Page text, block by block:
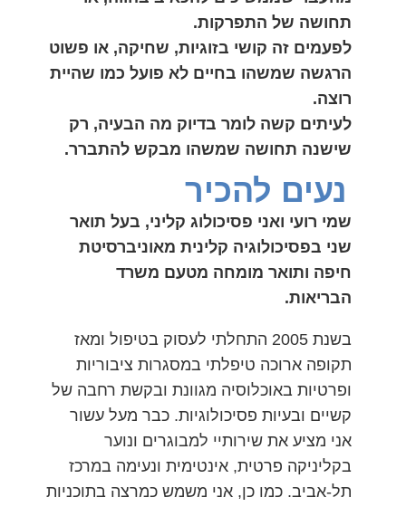
תחושה של התפרקות.
לפעמים זה קושי בזוגיות, שחיקה, או פשוט
הרגשה שמשהו בחיים לא פועל כמו שהיית
רוצה.
לעיתים קשה לומר בדיוק מה הבעיה, רק
שישנה תחושה שמשהו מבקש להתברר.
נעים להכיר
שמי רועי ואני פסיכולוג קליני, בעל תואר
שני בפסיכולוגיה קלינית מאוניברסיטת
חיפה ותואר מומחה מטעם משרד
הבריאות.
בשנת 2005 התחלתי לעסוק בטיפול ומאז
תקופה ארוכה טיפלתי במסגרות ציבוריות
ופרטיות באוכלוסיה מגוונת ובקשת רחבה של
קשיים ובעיות פסיכולוגיות. כבר מעל עשור
אני מציע את שירותיי למבוגרים ונוער
בקליניקה פרטית, אינטימית ונעימה במרכז
תל-אביב. כמו כן, אני משמש כמרצה בתוכניות